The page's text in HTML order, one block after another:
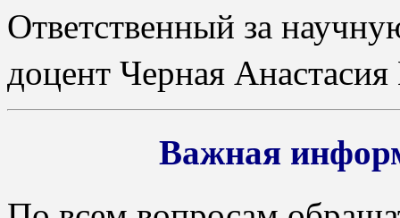
Ответственный за
доцент Черная
Важная